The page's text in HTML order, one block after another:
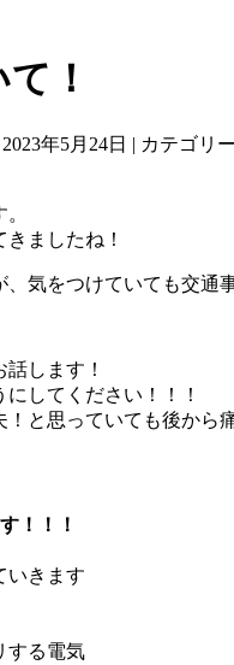
！
年5月24日 カテゴリ
ましたね！
気をつけていても交通
します！
してください！！！
と思っていても後から
！！！
いきます
する電気